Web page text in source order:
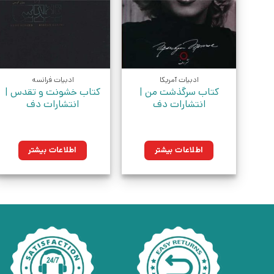
ادبیات آمریکا
کتاب سرگذشت من |
انتشارات دف
اطلاعات بیشتر
ادبیات فرانسه
کتاب خشونت و تقدس |
انتشارات دف
اطلاعات بیشتر